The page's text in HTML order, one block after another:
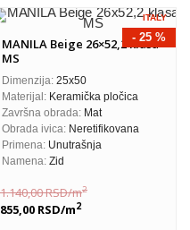
- 25 %
ITALY
MANILA Beige 26×52,2 klasa
MS
Dimenzija: 25x50
Materijal: Keramička pločica
Završna obrada: Mat
Obrada ivica: Neretifikovana
Primena: Unutrašnja
Namena: Zid
1.140,00RSD/m2
855,00 RSD/m2